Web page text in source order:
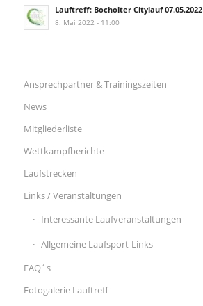
Lauftreff: Bocholter Citylauf 07.05.2022
8. Mai 2022 - 11:00
Ansprechpartner & Trainingszeiten
News
Mitgliederliste
Wettkampfberichte
Laufstrecken
Links / Veranstaltungen
Interessante Laufveranstaltungen
Allgemeine Laufsport-Links
FAQ´s
Fotogalerie Lauftreff